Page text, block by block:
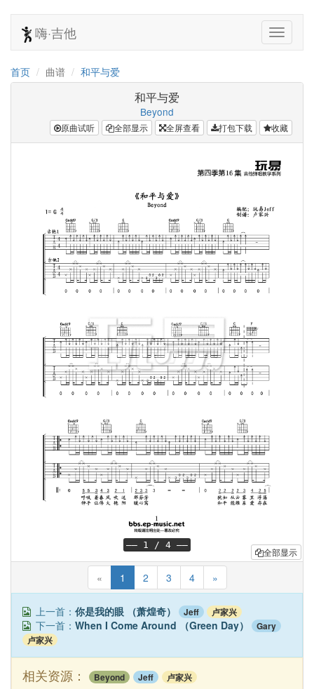
嗨·吉他
首页 曲谱 和平与爱
和平与爱
Beyond
原曲试听 全部显示 全屏查看 打包下载 收藏
—— 1 / 4 ——
全部显示
« 1 2 3 4 »
上一首： 你是我的眼 （萧煌奇） Jeff 卢家兴
下一首： When I Come Around （Green Day）
Gary
卢家兴
相关资源： Beyond Jeff 卢家兴